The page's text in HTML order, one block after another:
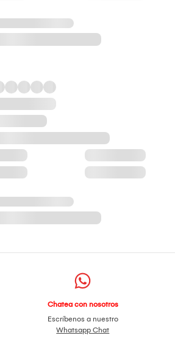
Chatea con nosotros
Escríbenos a nuestro
Whatsapp Chat